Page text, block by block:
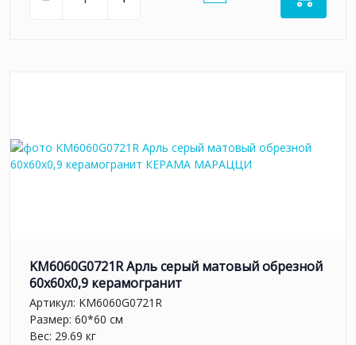
KM6060G0721R Арль серый матовый обрезной
60x60x0,9 керамогранит
Артикул: KM6060G0721R
Размер: 60*60 см
Вес: 29.69 кг